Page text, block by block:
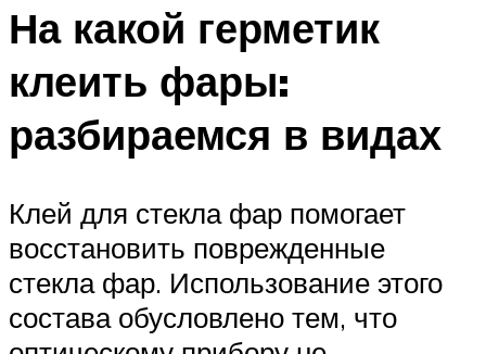
На какой герметик
клеить фары:
разбираемся в видах
Клей для стекла фар помогает
восстановить поврежденные
стекла фар. Использование этого
состава обусловлено тем, что